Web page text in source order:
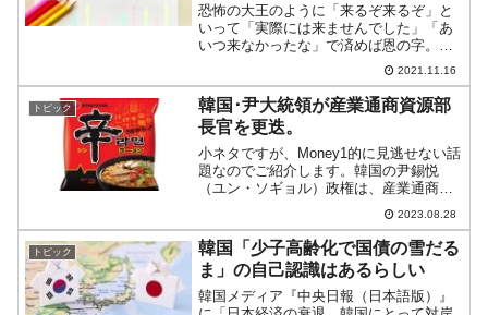
恐怖の大王のように「来るぞ来るぞ」と
いって「実際には来ませんでした」「あ
いつ来なかったな」で済めば恩の字。一
応心積もりだけはしておいた方がいいの
では……という話です。韓国でインフレ
懸念が深刻になっています。『韓国銀
行』の予測では本年は消費者...
2021.11.16
トピック
韓国･尹大統領が産業通商資源部
長官を更迭。
小ネタですが、Money1的に見逃せない話
題なのでご紹介します。韓国の尹錫悦
（ユン・ソギョル）政権は、産業通商資
源部の長官をすげ替えることを決定しま
した。過去の記事でMoney1でも「尹政権
になってから産業通商資源部のアピール
が少なくなった...
2023.08.28
トピック
韓国「少子高齢化で国債の雪だる
ま」の自己認識はあるらしい
韓国メディア『中央日報（日本語版）』